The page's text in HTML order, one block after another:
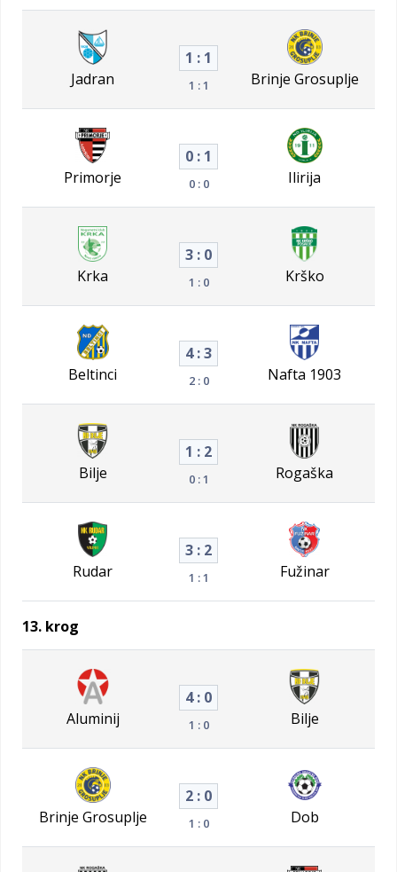
Jadran
1 : 1
1 : 1 Brinje Grosuplje
Primorje
0 : 1
0 : 0 Ilirija
Krka
3 : 0
1 : 0 Krško
Beltinci
4 : 3
2 : 0 Nafta 1903
Bilje
1 : 2
0 : 1 Rogaška
Rudar
3 : 2
1 : 1 Fužinar
13. krog
Aluminij
4 : 0
1 : 0 Bilje
Brinje Grosuplje
2 : 0
1 : 0 Dob